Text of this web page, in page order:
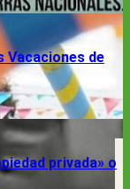
Vacaciones de
privada» o